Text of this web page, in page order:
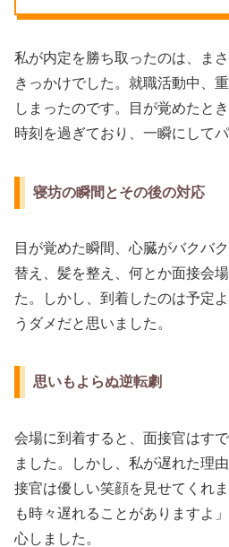
私が内定を勝ち取ったのは、ま
きっかけでした。就職活動中、
しまったのです。目が覚めたと
時刻を過ぎており、一瞬にして
寝坊の瞬間とその後の対応
目が覚めた瞬間、心臓がバクバ
替え、髪を整え、何とか面接会
た。しかし、到着したのは予定
うダメだと思いました。
思いもよらぬ逆転劇
会場に到着すると、面接官はす
ました。しかし、私が遅れた理
接官は優しい笑顔を見せてくれ
も時々遅れることがありますよ
心しました。